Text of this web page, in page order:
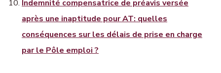
Indemnité compensatrice de préavis versée
après une inaptitude pour AT: quelles
conséquences sur les délais de prise en charge
par le Pôle emploi ?